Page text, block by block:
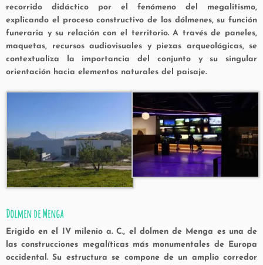
recorrido didáctico por el fenómeno del megalitismo,
explicando el proceso constructivo de los dólmenes, su función
funeraria y su relación con el territorio. A través de paneles,
maquetas, recursos audiovisuales y piezas arqueológicas, se
contextualiza la importancia del conjunto y su singular
orientación hacia elementos naturales del paisaje.
Dolmen de Menga
Erigido en el IV milenio a. C., el dolmen de Menga es una de
las construcciones megalíticas más monumentales de Europa
occidental. Su estructura se compone de un amplio corredor